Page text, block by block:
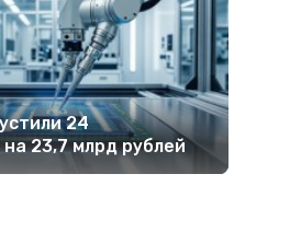
24
23,7 млрд рублей